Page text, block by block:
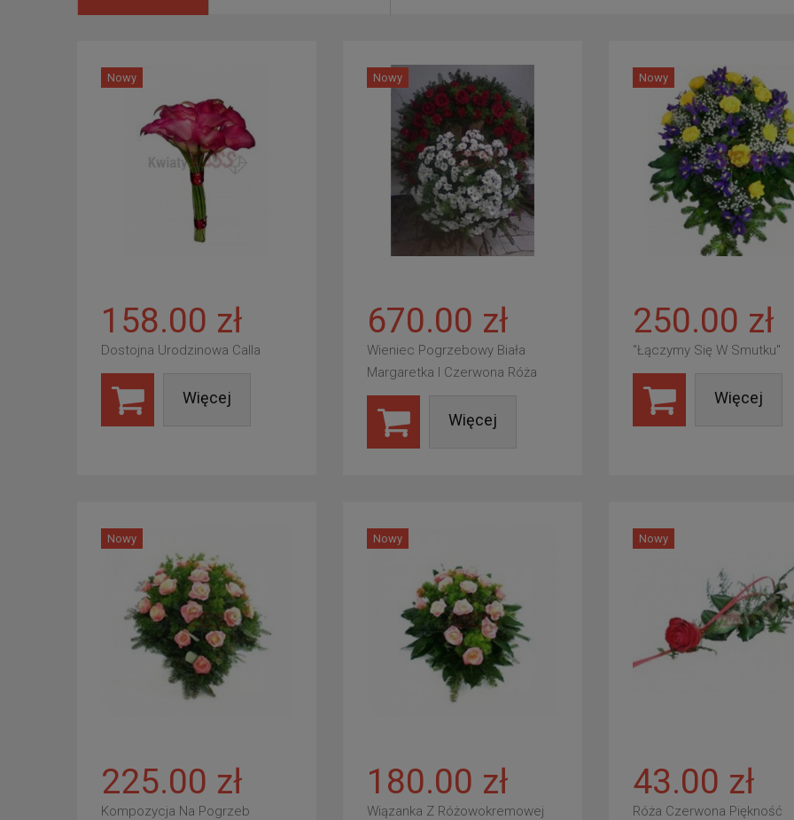
Nowy
158.00 zł
Dostojna Urodzinowa Calla
Więcej
Nowy
670.00 zł
Wieniec Pogrzebowy Biała
Margaretka I Czerwona Róża
Więcej
Nowy
250.00 zł
"Łączymy Się W Smutku"
Więcej
Nowy
225.00 zł
Kompozycja Na Pogrzeb
Nowy
180.00 zł
Wiązanka Z Różowokremowej
Nowy
43.00 zł
Róża Czerwona Piękność